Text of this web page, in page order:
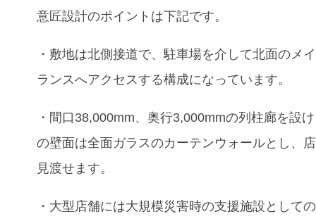
意匠設計のポイントは下記です。
・敷地は北側接道で、駐車場を介して北面のメ
ランスへアクセスする構成になっています。
・間口38,000mm、奥行3,000mmの列柱廊を設
の壁面は全面ガラスのカーテンウォールとし、
見渡せます。
・大型店舗には大規模災害時の支援施設として